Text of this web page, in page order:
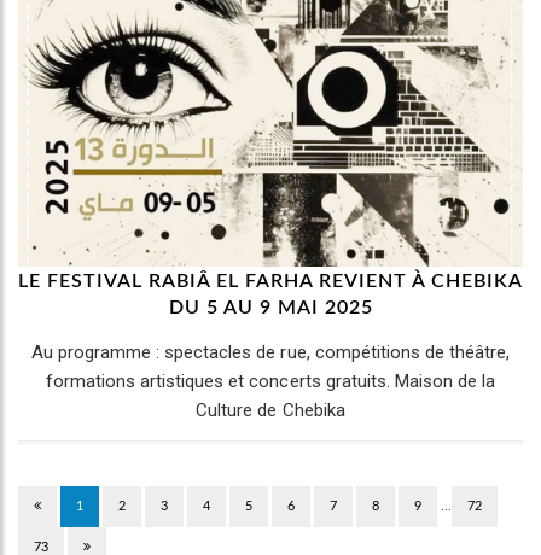
LE FESTIVAL RABIÂ EL FARHA REVIENT À CHEBIKA
DU 5 AU 9 MAI 2025
Au programme : spectacles de rue, compétitions de théâtre,
formations artistiques et concerts gratuits. Maison de la
Culture de Chebika
1 2 3 4 5 6 7 8 9 … 72
73